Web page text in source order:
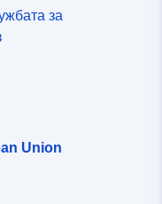
за
Union